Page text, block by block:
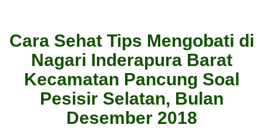
Cara Sehat Tips Mengobati di
Nagari Inderapura Barat
Kecamatan Pancung Soal
Pesisir Selatan, Bulan
Desember 2018